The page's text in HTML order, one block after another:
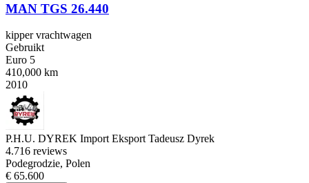
MAN TGS 26.440
kipper vrachtwagen
Gebruikt
Euro 5
410,000 km
2010
P.H.U. DYREK Import Eksport Tadeusz Dyrek
4.716 reviews
Podegrodzie, Polen
€ 65.600